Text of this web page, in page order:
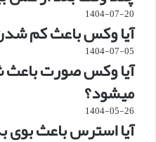
1404-07-20
آیا وکس باعث کم
1404-07-05
آیا وکس صورت
میشود؟
1404-05-26
آیا استرس باعث